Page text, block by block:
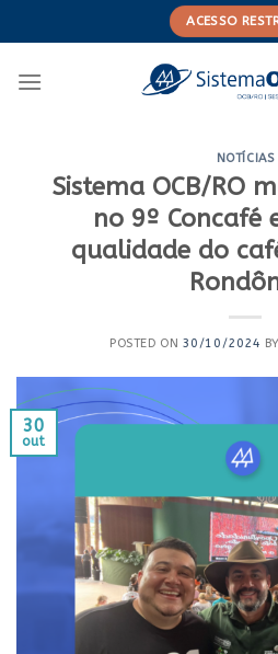
to
ACESSO
NOTÍCIAS
Sistema OCB/RO
no 9º Concafé
qualidade do
POSTED ON 30/10/2024 BY
30
out